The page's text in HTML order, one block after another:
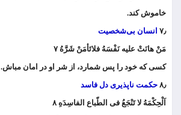
خاموش کند.
۷٫ انسان بی‌شخصیت
مَنْ هانَتْ علیه نَفْسَهُ فلاتَأمَنْ شَرَّهُ ۷
کسی که خود را پس شمارد، از شر او در امان مباش.
۸٫ حکمت ناپذیری دل فاسد
اَلْحِکْمَهُ لا تَنْجَعُ فی الطّباع الفاسِدَهِ ۸